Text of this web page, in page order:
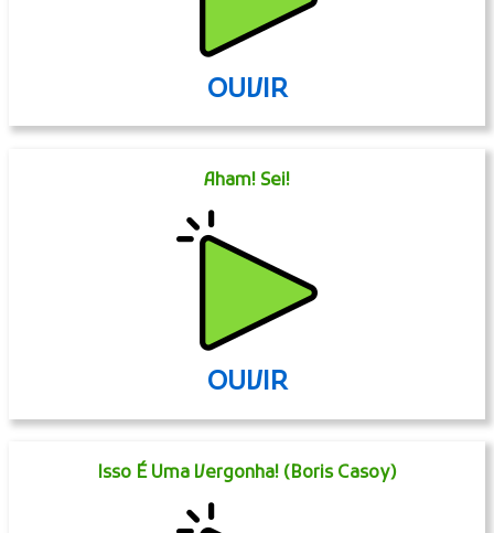
OUVIR
Aham! Sei!
OUVIR
Isso É Uma Vergonha! (Boris Casoy)